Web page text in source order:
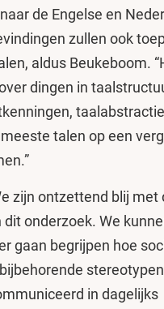
de Engelse en
zullen ook
aldus Beukeboom.
dingen in
meeste talen op een
zijn ontzettend blij met
onderzoek. We
gaan begrijpen hoe
in dagelijks